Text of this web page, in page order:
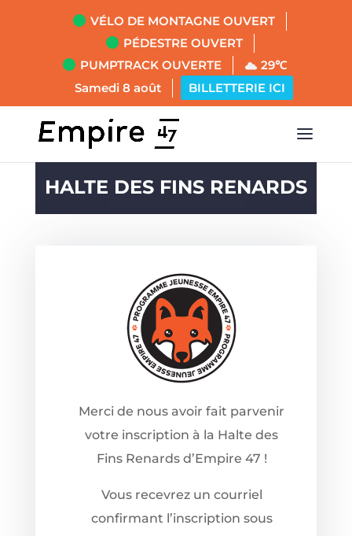
VÉLO DE MONTAGNE OUVERT
PÉDESTRE OUVERT
PUMPTRACK OUVERTE
29℃
Samedi 8 août
BILLETTERIE ICI
HALTE DES FINS RENARDS
Merci de nous avoir fait parvenir
votre inscription à la Halte des
Fins Renards d’Empire 47 !
Vous recevrez un courriel
confirmant l’inscription sous